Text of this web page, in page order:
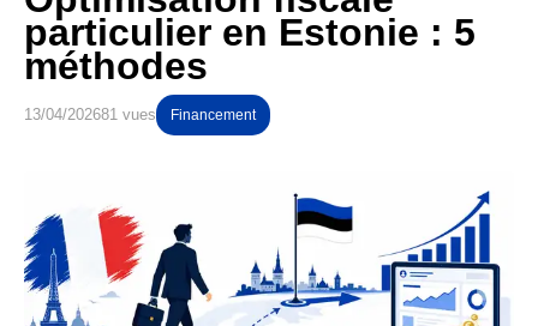
particulier en Estonie : 5
méthodes
13/04/202681 vues Financement